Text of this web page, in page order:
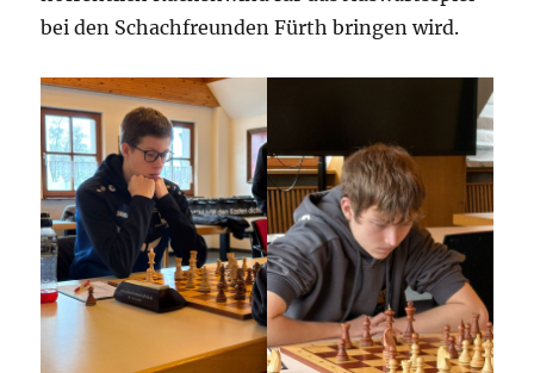
bei den Schachfreunden Fürth bringen wird.